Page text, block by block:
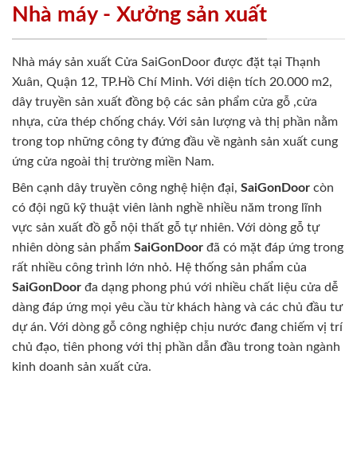
Nhà máy - Xưởng sản xuất
Nhà máy sản xuất Cửa SaiGonDoor được đặt tại Thạnh
Xuân, Quận 12, TP.Hồ Chí Minh. Với diện tích 20.000 m2,
dây truyền sản xuất đồng bộ các sản phẩm cửa gỗ ,cửa
nhựa, cửa thép chống cháy. Với sản lượng và thị phần nằm
trong top những công ty đứng đầu về ngành sản xuất cung
ứng cửa ngoài thị trường miền Nam.
Bên cạnh dây truyền công nghệ hiện đại, SaiGonDoor còn
có đội ngũ kỹ thuật viên lành nghề nhiều năm trong lĩnh
vực sản xuất đồ gỗ nội thất gỗ tự nhiên. Với dòng gỗ tự
nhiên dòng sản phẩm SaiGonDoor đã có mặt đáp ứng trong
rất nhiều công trình lớn nhỏ. Hệ thống sản phẩm của
SaiGonDoor đa dạng phong phú với nhiều chất liệu cửa dễ
dàng đáp ứng mọi yêu cầu từ khách hàng và các chủ đầu tư
dự án. Với dòng gỗ công nghiệp chịu nước đang chiếm vị trí
chủ đạo, tiên phong với thị phần dẫn đầu trong toàn ngành
kinh doanh sản xuất cửa.